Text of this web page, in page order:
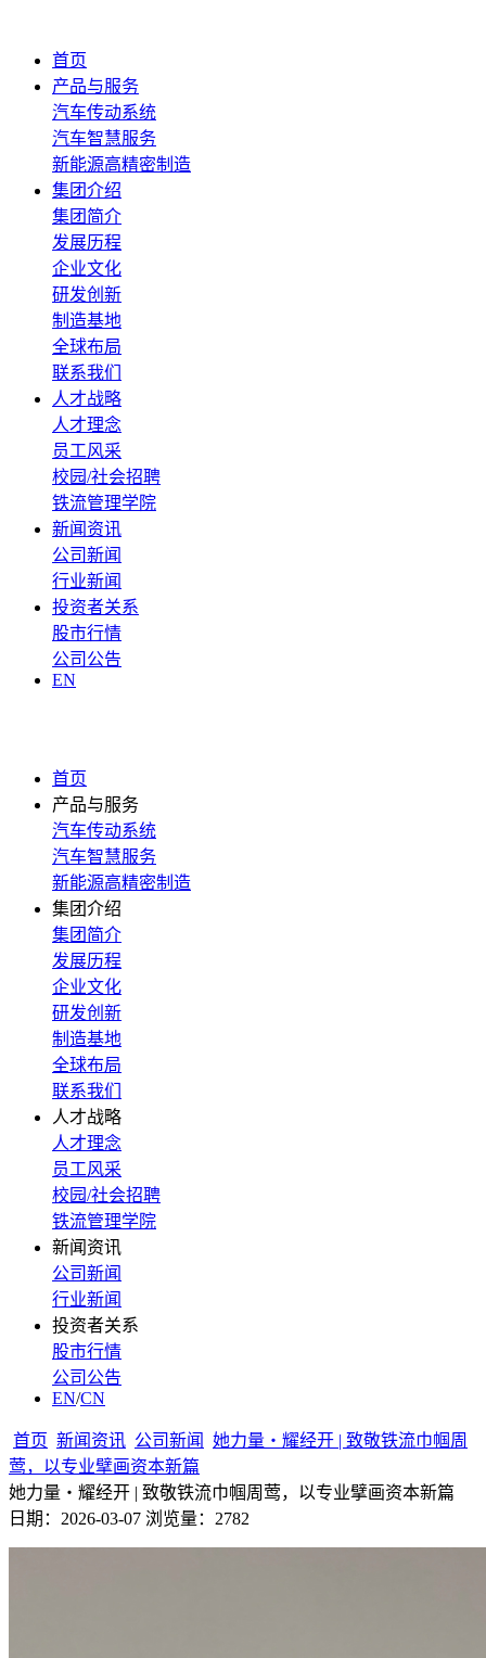
首页
产品与服务
汽车传动系统
汽车智慧服务
新能源高精密制造
集团介绍
集团简介
发展历程
企业文化
研发创新
制造基地
全球布局
联系我们
人才战略
人才理念
员工风采
校园/社会招聘
铁流管理学院
新闻资讯
公司新闻
行业新闻
投资者关系
股市行情
公司公告
EN
首页
产品与服务
汽车传动系统
汽车智慧服务
新能源高精密制造
集团介绍
集团简介
发展历程
企业文化
研发创新
制造基地
全球布局
联系我们
人才战略
人才理念
员工风采
校园/社会招聘
铁流管理学院
新闻资讯
公司新闻
行业新闻
投资者关系
股市行情
公司公告
EN/CN
首页 新闻资讯 公司新闻
她力量・耀经开 | 致敬铁流巾帼周
莺，以专业擘画资本新篇
她力量・耀经开 | 致敬铁流巾帼周莺，以专业擘画资本新篇
日期：2026-03-07 浏览量：2782